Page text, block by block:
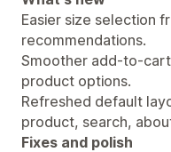
Easier size selection
recommendations.
Smoother add-to-
product options.
Refreshed default
product, search,
Fixes and polish